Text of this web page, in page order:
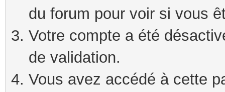
du forum pour voir si vous
Votre compte a été
de validation.
Vous avez accédé à cette